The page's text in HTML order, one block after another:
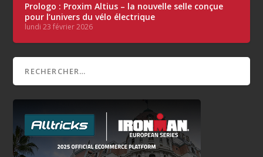
Prologo : Proxim Altius – la nouvelle selle conçue
pour l’univers du vélo électrique
lundi 23 février 2026